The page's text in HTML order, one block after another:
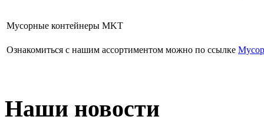
Мусорные контейнеры MKT
Ознакомиться с нашим ассортиментом можно по ссылке
Наши новости